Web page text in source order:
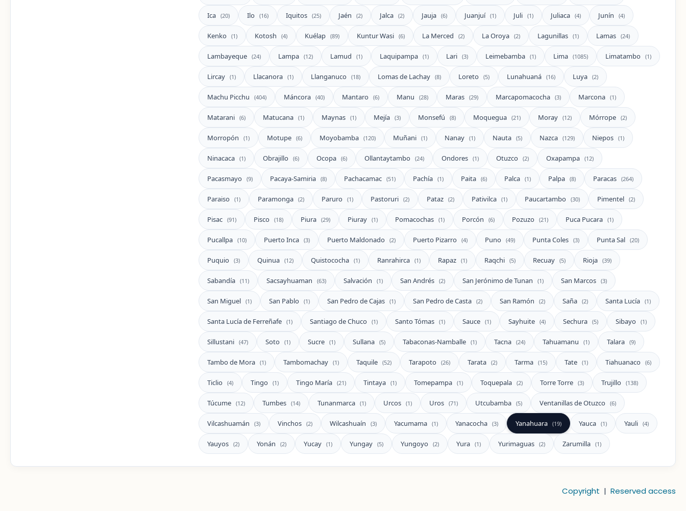
Ica (20) Ilo (16) Iquitos (25) Jaén (2) Jalca (2) Jauja (6) Juanjuí (1) Juli (1) Juliaca (4) Junín (4)
Kenko (1) Kotosh (4) Kuélap (89) Kuntur Wasi (6) La Merced (2) La Oroya (2) Lagunillas (1) Lamas (24)
Lambayeque (24) Lampa (12) Lamud (1) Laquipampa (1) Lari (3) Leimebamba (1) Lima (1085) Limatambo (1)
Lircay (1) Llacanora (1) Llanganuco (18) Lomas de Lachay (8) Loreto (5) Lunahuaná (16) Luya (2)
Machu Picchu (404) Máncora (40) Mantaro (6) Manu (28) Maras (29) Marcapomacocha (3) Marcona (1)
Matarani (6) Matucana (1) Maynas (1) Mejía (3) Monsefú (8) Moquegua (21) Moray (12) Mórrope (2)
Morropón (1) Motupe (6) Moyobamba (120) Muñani (1) Nanay (1) Nauta (5) Nazca (129) Niepos (1)
Ninacaca (1) Obrajillo (6) Ocopa (6) Ollantaytambo (24) Ondores (1) Otuzco (2) Oxapampa (12)
Pacasmayo (9) Pacaya-Samiria (8) Pachacamac (51) Pachía (1) Paita (6) Palca (1) Palpa (8) Paracas (264)
Paraiso (1) Paramonga (2) Paruro (1) Pastoruri (2) Pataz (2) Pativilca (1) Paucartambo (30) Pimentel (2)
Pisac (91) Pisco (18) Piura (29) Piuray (1) Pomacochas (1) Porcón (6) Pozuzo (21) Puca Pucara (1)
Pucallpa (10) Puerto Inca (3) Puerto Maldonado (2) Puerto Pizarro (4) Puno (49) Punta Coles (3) Punta Sal (20)
Puquio (3) Quinua (12) Quistococha (1) Ranrahirca (1) Rapaz (1) Raqchi (5) Recuay (5) Rioja (39)
Sabandía (11) Sacsayhuaman (63) Salvación (1) San Andrés (2) San Jerónimo de Tunan (1) San Marcos (3)
San Miguel (1) San Pablo (1) San Pedro de Cajas (1) San Pedro de Casta (2) San Ramón (2) Saña (2) Santa Lucía (1)
Santa Lucía de Ferreñafe (1) Santiago de Chuco (1) Santo Tómas (1) Sauce (1) Sayhuite (4) Sechura (5) Sibayo (1)
Sillustani (47) Soto (1) Sucre (1) Sullana (5) Tabaconas-Namballe (1) Tacna (24) Tahuamanu (1) Talara (9)
Tambo de Mora (1) Tambomachay (1) Taquile (52) Tarapoto (26) Tarata (2) Tarma (15) Tate (1) Tiahuanaco (6)
Ticlio (4) Tingo (1) Tingo María (21) Tintaya (1) Tomepampa (1) Toquepala (2) Torre Torre (3) Trujillo (138)
Túcume (12) Tumbes (14) Tunanmarca (1) Urcos (1) Uros (71) Utcubamba (5) Ventanillas de Otuzco (6)
Vilcashuamán (3) Vinchos (2) Wilcashuaín (3) Yacumama (1) Yanacocha (3) Yanahuara (19) Yauca (1) Yauli (4)
Yauyos (2) Yonán (2) Yucay (1) Yungay (5) Yungoyo (2) Yura (1) Yurimaguas (2) Zarumilla (1)
Copyright | Reserved access